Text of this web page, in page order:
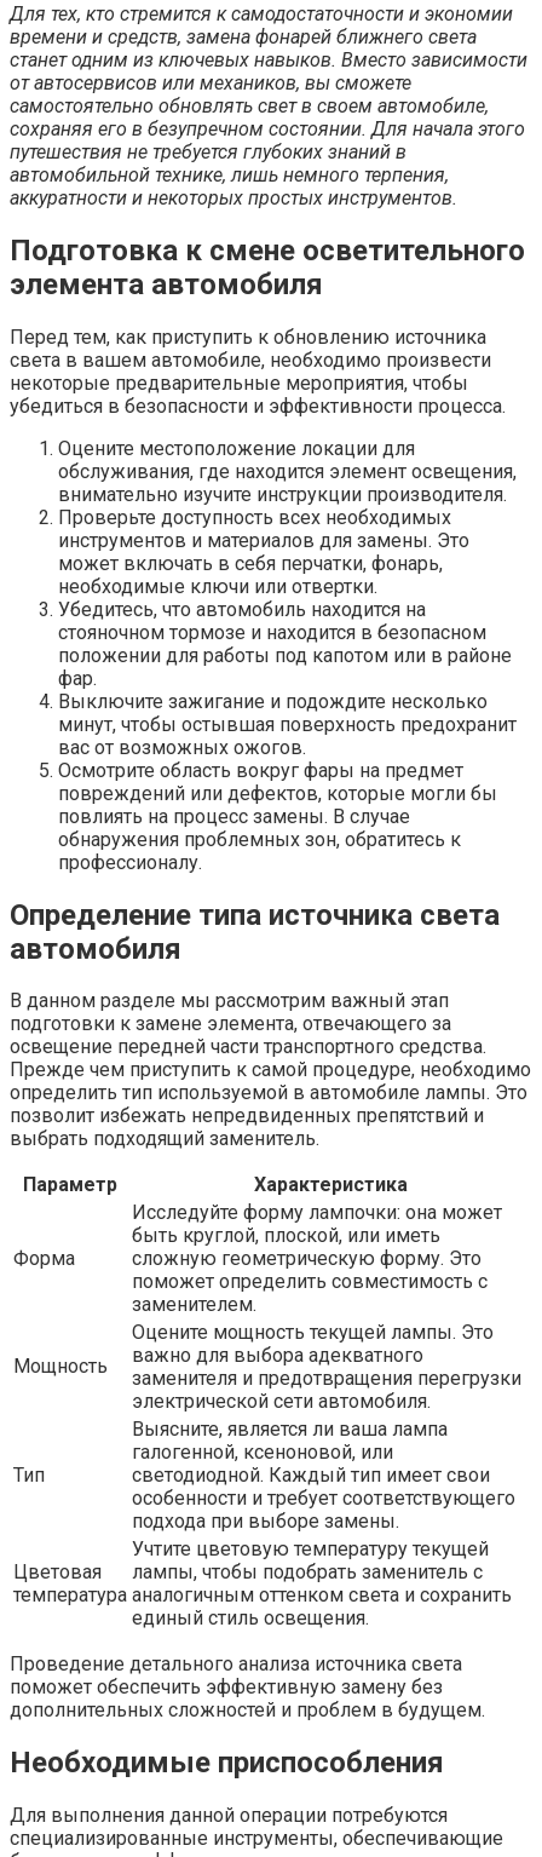
Для тех, кто стремится к самодостаточности и экономии
времени и средств, замена фонарей ближнего света
станет одним из ключевых навыков. Вместо зависимости
от автосервисов или механиков, вы сможете
самостоятельно обновлять свет в своем автомобиле,
сохраняя его в безупречном состоянии. Для начала этого
путешествия не требуется глубоких знаний в
автомобильной технике, лишь немного терпения,
аккуратности и некоторых простых инструментов.
Подготовка к смене осветительного
элемента автомобиля
Перед тем, как приступить к обновлению источника
света в вашем автомобиле, необходимо произвести
некоторые предварительные мероприятия, чтобы
убедиться в безопасности и эффективности процесса.
Оцените местоположение локации для
обслуживания, где находится элемент освещения,
внимательно изучите инструкции производителя.
Проверьте доступность всех необходимых
инструментов и материалов для замены. Это
может включать в себя перчатки, фонарь,
необходимые ключи или отвертки.
Убедитесь, что автомобиль находится на
стояночном тормозе и находится в безопасном
положении для работы под капотом или в районе
фар.
Выключите зажигание и подождите несколько
минут, чтобы остывшая поверхность предохранит
вас от возможных ожогов.
Осмотрите область вокруг фары на предмет
повреждений или дефектов, которые могли бы
повлиять на процесс замены. В случае
обнаружения проблемных зон, обратитесь к
профессионалу.
Определение типа источника света
автомобиля
В данном разделе мы рассмотрим важный этап
подготовки к замене элемента, отвечающего за
освещение передней части транспортного средства.
Прежде чем приступить к самой процедуре, необходимо
определить тип используемой в автомобиле лампы. Это
позволит избежать непредвиденных препятствий и
выбрать подходящий заменитель.
Параметр
Характеристика
Форма
Исследуйте форму лампочки: она может
быть круглой, плоской, или иметь
сложную геометрическую форму. Это
поможет определить совместимость с
заменителем.
Мощность
Оцените мощность текущей лампы. Это
важно для выбора адекватного
заменителя и предотвращения перегрузки
электрической сети автомобиля.
Тип
Выясните, является ли ваша лампа
галогенной, ксеноновой, или
светодиодной. Каждый тип имеет свои
особенности и требует соответствующего
подхода при выборе замены.
Цветовая
температура
Учтите цветовую температуру текущей
лампы, чтобы подобрать заменитель с
аналогичным оттенком света и сохранить
единый стиль освещения.
Проведение детального анализа источника света
поможет обеспечить эффективную замену без
дополнительных сложностей и проблем в будущем.
Необходимые приспособления
Для выполнения данной операции потребуются
специализированные инструменты, обеспечивающие